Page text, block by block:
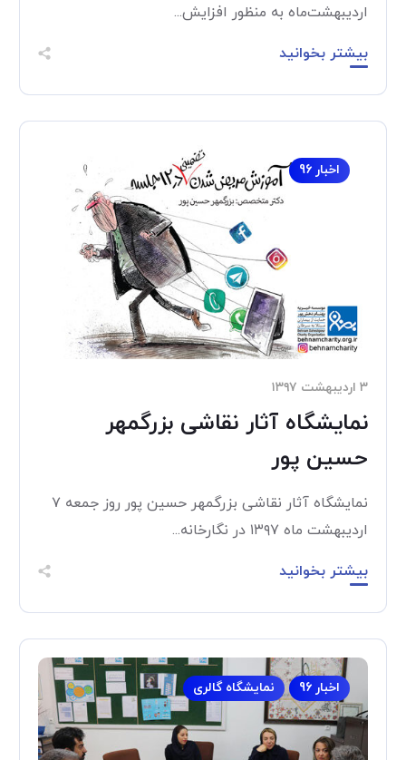
اردیبهشت‌ماه به منظور افزایش...
بیشتر بخوانید
اخبار 96
۳ اردیبهشت ۱۳۹۷
نمایشگاه آثار نقاشی بزرگمهر
حسین پور
نمایشگاه آثار نقاشی بزرگمهر حسین پور روز جمعه ۷
اردیبهشت ماه ۱۳۹۷ در نگارخانه...
بیشتر بخوانید
اخبار 96 نمایشگاه گالری